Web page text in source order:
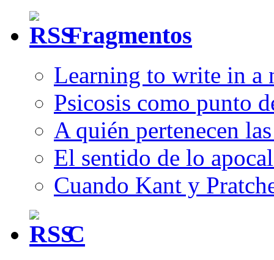
Fragmentos
Learning to write in a
Psicosis como punto
A quién pertenecen
El sentido de lo
Cuando Kant y
C